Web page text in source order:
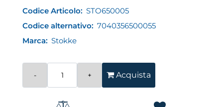
Codice Articolo: STO650005
Codice alternativo: 7040356500055
Marca: Stokke
Acquista